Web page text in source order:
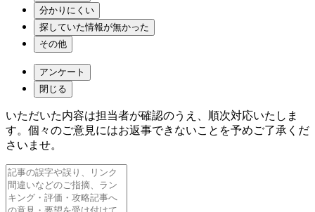
分かりにくい
探していた情報が無かった
その他
アンケート
閉じる
いただいた内容は担当者が確認のうえ、順次対応いたしま
す。個々のご意見にはお返事できないことを予めご了承くだ
さいませ。